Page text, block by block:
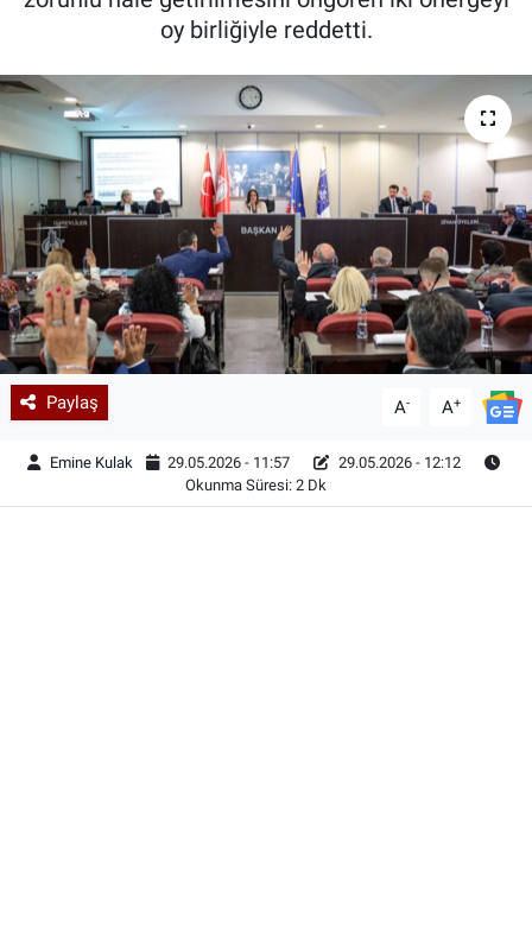
oy birliğiyle reddetti.
Paylaş A- A+
Emine Kulak 29.05.2026 - 11:57
29.05.2026 - 12:12
Okunma Süresi: 2 Dk
Haber Arşivi